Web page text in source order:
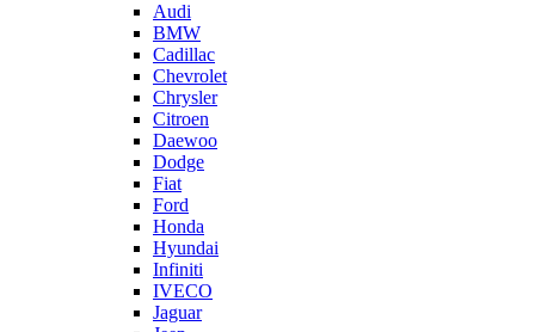
Audi
BMW
Cadillac
Chevrolet
Chrysler
Citroen
Daewoo
Dodge
Fiat
Ford
Honda
Hyundai
Infiniti
IVECO
Jaguar